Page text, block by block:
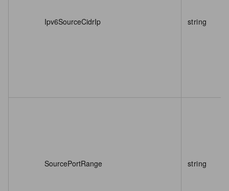
Ipv6SourceCidrIp string
SourcePortRange string